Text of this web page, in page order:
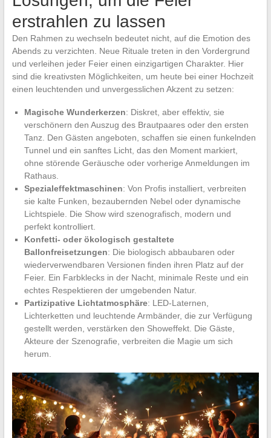
erstrahlen zu lassen
Den Rahmen zu wechseln bedeutet nicht, auf die Emotion des
Abends zu verzichten. Neue Rituale treten in den Vordergrund
und verleihen jeder Feier einen einzigartigen Charakter. Hier
sind die kreativsten Möglichkeiten, um heute bei einer Hochzeit
einen leuchtenden und unvergesslichen Akzent zu setzen:
Magische Wunderkerzen: Diskret, aber effektiv, sie
verschönern den Auszug des Brautpaares oder den ersten
Tanz. Den Gästen angeboten, schaffen sie einen funkelnden
Tunnel und ein sanftes Licht, das den Moment markiert,
ohne störende Geräusche oder vorherige Anmeldungen im
Rathaus.
Spezialeffektmaschinen: Von Profis installiert, verbreiten
sie kalte Funken, bezaubernden Nebel oder dynamische
Lichtspiele. Die Show wird szenografisch, modern und
perfekt kontrolliert.
Konfetti- oder ökologisch gestaltete
Ballonfreisetzungen: Die biologisch abbaubaren oder
wiederverwendbaren Versionen finden ihren Platz auf der
Feier. Ein Farbklecks in der Nacht, minimale Reste und ein
echtes Respektieren der umgebenden Natur.
Partizipative Lichtatmosphäre: LED-Laternen,
Lichterketten und leuchtende Armbänder, die zur Verfügung
gestellt werden, verstärken den Showeffekt. Die Gäste,
Akteure der Szenografie, verbreiten die Magie um sich
herum.